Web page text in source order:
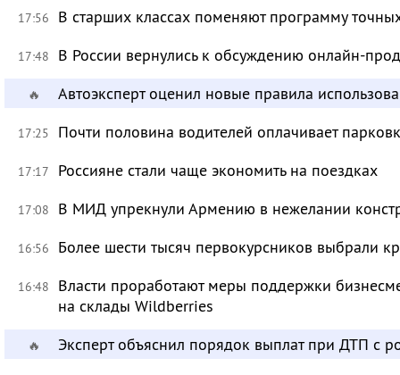
17:56 В старших классах поменяют программу
17:48 В России вернулись к обсуждению онлайн-
🔥 Автоэксперт оценил новые правила
17:25 Почти половина водителей оплачивает
17:17 Россияне стали чаще экономить на поездках
17:08 В МИД упрекнули Армению в нежелании
16:56 Более шести тысяч первокурсников выбрали
16:48
Власти проработают меры поддержки
на склады Wildberries
🔥
Эксперт объяснил порядок выплат при ДТП с